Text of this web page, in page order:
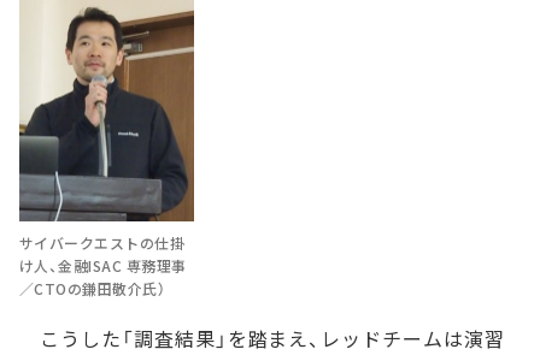
サイバークエストの仕掛
け人、金融ISAC 専務理事
／CTOの鎌田敬介氏）
こうした「調査結果」を踏まえ、レッドチームは演習